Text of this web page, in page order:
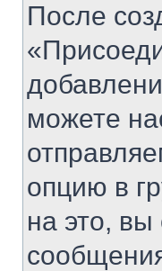
После
можете
опцию в
на это,